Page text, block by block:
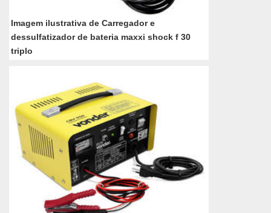
Imagem ilustrativa de Carregador e
dessulfatizador de bateria maxxi shock f 30
triplo